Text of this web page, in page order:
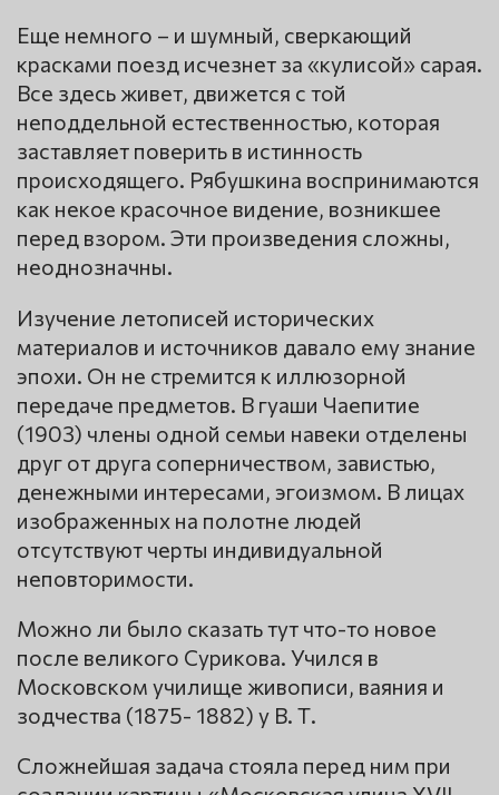
Еще немного – и шумный, сверкающий
красками поезд исчезнет за «кулисой» сарая.
Все здесь живет, движется с той
неподдельной естественностью, которая
заставляет поверить в истинность
происходящего. Рябушкина воспринимаются
как некое красочное видение, возникшее
перед взором. Эти произведения сложны,
неоднозначны.
Изучение летописей исторических
материалов и источников давало ему знание
эпохи. Он не стремится к иллюзорной
передаче предметов. В гуаши Чаепитие
(1903) члены одной семьи навеки отделены
друг от друга соперничеством, завистью,
денежными интересами, эгоизмом. В лицах
изображенных на полотне людей
отсутствуют черты индивидуальной
неповторимости.
Можно ли было сказать тут что-то новое
после великого Сурикова. Учился в
Московском училище живописи, ваяния и
зодчества (1875- 1882) у В. Т.
Сложнейшая задача стояла перед ним при